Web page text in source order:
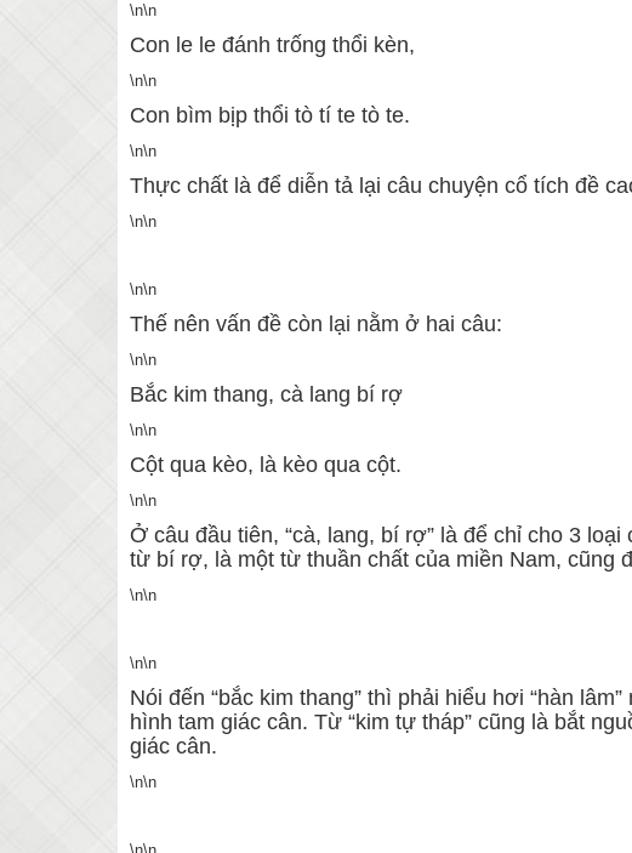
\n\n
Con le le đánh trống thổi kèn,
\n\n
Con bìm bịp thổi tò tí te tò te.
\n\n
Thực chất là để diễn tả lại câu chuyện cổ tích đề
\n\n
\n\n
Thế nên vấn đề còn lại nằm ở hai câu:
\n\n
Bắc kim thang, cà lang bí rợ
\n\n
Cột qua kèo, là kèo qua cột.
\n\n
Ở câu đầu tiên, “cà, lang, bí rợ” là để chỉ cho 3
từ bí rợ, là một từ thuần chất của miền Nam, cũng
\n\n
\n\n
Nói đến “bắc kim thang” thì phải hiểu hơi “hàn
hình tam giác cân. Từ “kim tự tháp” cũng là bắt
giác cân.
\n\n